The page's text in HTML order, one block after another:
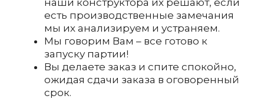
есть производственные замечания
мы их анализируем и устраняем.
Мы говорим Вам – все готово к
запуску партии!
Вы делаете заказ и спите спокойно,
ожидая сдачи заказа в оговоренный
срок.